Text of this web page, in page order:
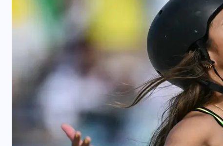
Mulher joga drogas no vaso
sanitário; polícia apreende 3 kg e
prende mãe e filho
7 DE AGOSTO, 2026